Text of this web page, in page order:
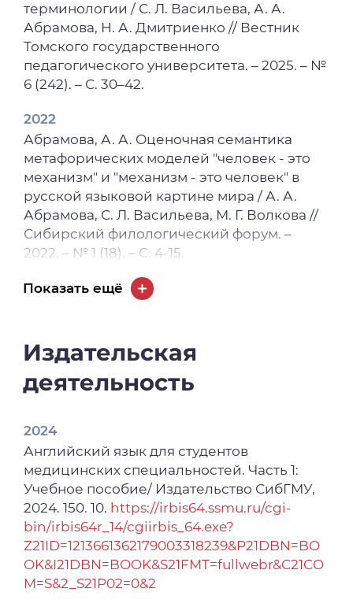
терминологии / С. Л. Васильева, А. А.
Абрамова, Н. А. Дмитриенко // Вестник
Томского государственного
педагогического университета. – 2025. – №
6 (242). – С. 30–42.
2022
Абрамова, А. А. Оценочная семантика
метафорических моделей "человек - это
механизм" и "механизм - это человек" в
русской языковой картине мира / А. А.
Абрамова, С. Л. Васильева, М. Г. Волкова //
Сибирский филологический форум. –
2022. – № 1 (18). – С. 4-15.
2022
технологий / М. Г. Волкова, С. Л. Васильева,
А. А. Абрамова // Вестник Томского
государственного педагогического
2021
Фонетическая адаптация медицинских
латинских терминов в английском языке
(на основе анатомической терминологии)
/ М. Г. Волкова, С. Л. Васильева, Д. Ф.
Мымрина, А. А. Абрамова // Ученые
записки Новгородского государственного
университета. – 2021. – № 5 (38). – С. 546-552.
Показать ещё
Издательская
деятельность
2024
Английский язык для студентов
медицинских специальностей. Часть 1:
Учебное пособие/ Издательство СибГМУ,
2024. 150. 10. https://irbis64.ssmu.ru/cgi-
bin/irbis64r_14/cgiirbis_64.exe?
Z21ID=1213661362179003318239&P21DBN=BO
OK&I21DBN=BOOK&S21FMT=fullwebr&C21CO
M=S&2_S21P02=0&2